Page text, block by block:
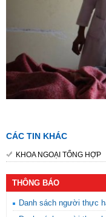
CÁC TIN KHÁC
KHOA NGOẠI TỔNG HỢP
THÔNG BÁO
Danh sách người thực